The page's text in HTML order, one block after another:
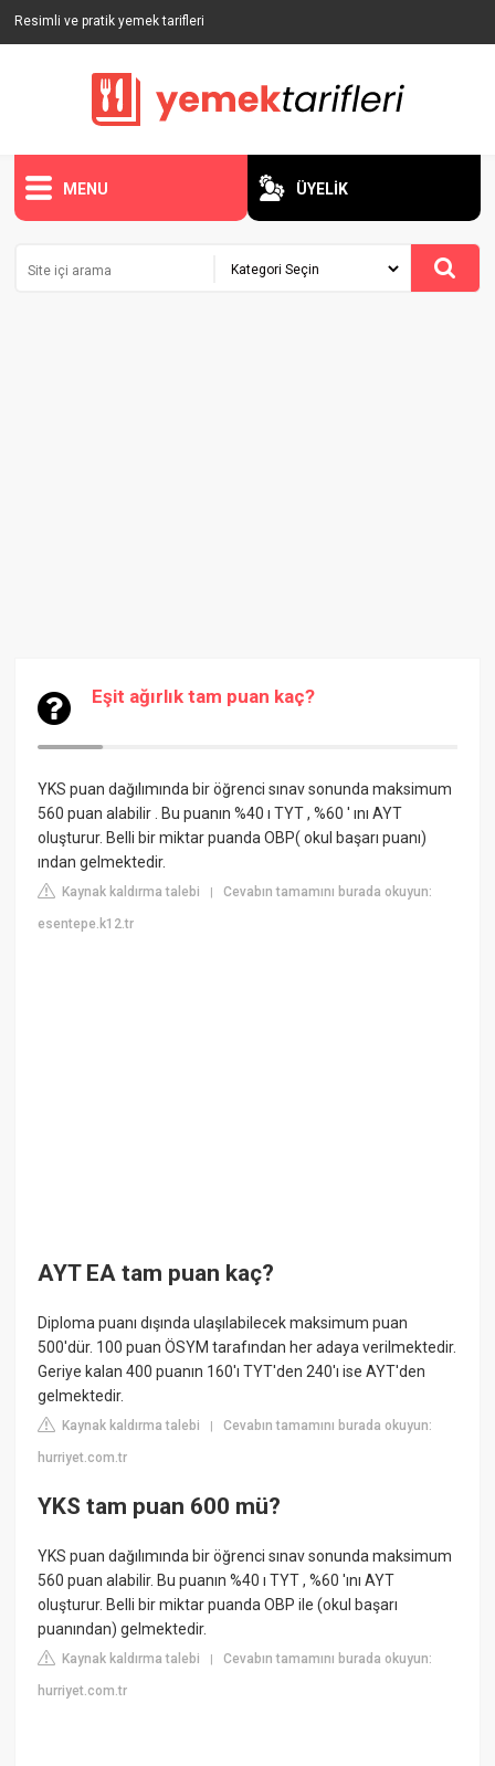
Resimli ve pratik yemek tarifleri
MENU ÜYELİK
Eşit ağırlık tam puan kaç?
YKS puan dağılımında bir öğrenci sınav sonunda maksimum
560 puan alabilir . Bu puanın %40 ı TYT , %60 ' ını AYT
oluşturur. Belli bir miktar puanda OBP( okul başarı puanı)
ından gelmektedir.
Kaynak kaldırma talebi |Cevabın tamamını burada okuyun:
esentepe.k12.tr
AYT EA tam puan kaç?
Diploma puanı dışında ulaşılabilecek maksimum puan
500'dür. 100 puan ÖSYM tarafından her adaya verilmektedir.
Geriye kalan 400 puanın 160'ı TYT'den 240'ı ise AYT'den
gelmektedir.
Kaynak kaldırma talebi |Cevabın tamamını burada okuyun:
hurriyet.com.tr
YKS tam puan 600 mü?
YKS puan dağılımında bir öğrenci sınav sonunda maksimum
560 puan alabilir. Bu puanın %40 ı TYT , %60 'ını AYT
oluşturur. Belli bir miktar puanda OBP ile (okul başarı
puanından) gelmektedir.
Kaynak kaldırma talebi |Cevabın tamamını burada okuyun:
hurriyet.com.tr